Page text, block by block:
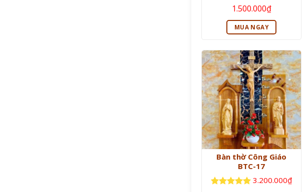
Được xếp
5
Giá
gốc
là:
1.800.000₫.
1.500.000₫Giá
hiện
tại
1.500.000₫.
MUA NGAY
Bàn thờ Công Giáo
BTC-17
3.200.000₫